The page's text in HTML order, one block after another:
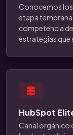
Conocemos
etapa
competencia
estrategias que
HubSpot
Canal orgánico